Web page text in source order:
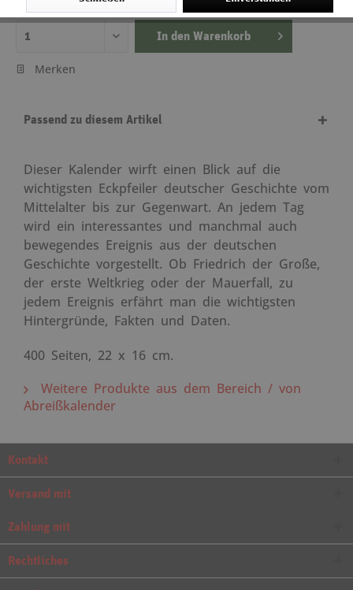
Lieferzeit ca. 5 Tage
In den Warenkorb
Merken
Passend zu diesem Artikel
Dieser Kalender wirft einen Blick auf die
wichtigsten Eckpfeiler deutscher Geschichte vom
Mittelalter bis zur Gegenwart. An jedem Tag
wird ein interessantes und manchmal auch
bewegendes Ereignis aus der deutschen
Geschichte vorgestellt. Ob Friedrich der Große,
der erste Weltkrieg oder der Mauerfall, zu
jedem Ereignis erfährt man die wichtigsten
Hintergründe, Fakten und Daten.
400 Seiten, 22 x 16 cm.
Weitere Produkte aus dem Bereich / von
Abreißkalender
Kontakt
Versand mit
Zahlung mit
Rechtliches